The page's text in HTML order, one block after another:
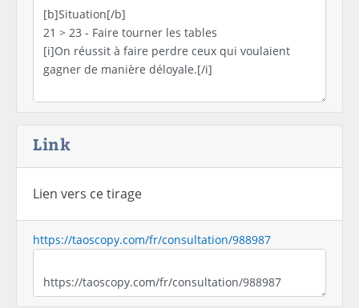
Link
Lien vers ce tirage
https://taoscopy.com/fr/consultation/988987